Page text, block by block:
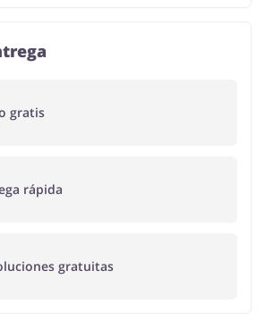
gratis
rápida
gratuitas